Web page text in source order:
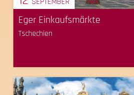
Eger Einkaufsmärkte
Tschechien